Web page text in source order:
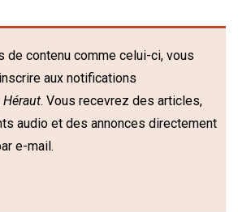
de contenu comme celui-ci, vous
aux notifications
Héraut. Vous recevrez des articles,
audio et des annonces directement
e-mail.